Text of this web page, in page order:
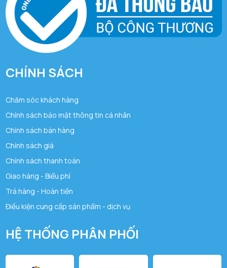
CHÍNH SÁCH
Chăm sóc khách hàng
Chính sách bảo mật thông tin cá nhân
Chính sách bán hàng
Chính sách giá
Chính sách thanh toán
Giao hàng - Biểu phí
Trả hàng - Hoàn tiền
Điều kiện cung cấp sản phẩm - dịch vụ
HỆ THỐNG PHÂN PHỐI